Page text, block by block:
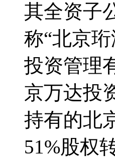
其全资子
称“北京
投资管理
京万达投
持有的北
51%股权